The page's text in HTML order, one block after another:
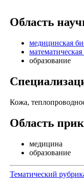
Область
медицинская
образование
Кожа,
Область
медицина
образование
Тематический